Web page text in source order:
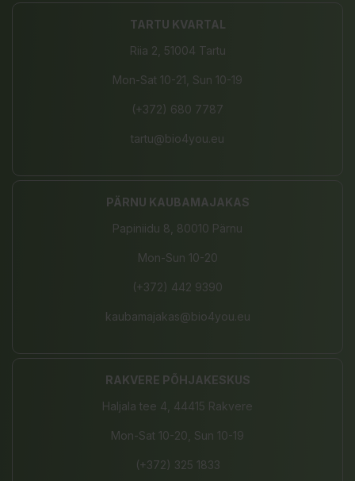
TARTU KVARTAL
Riia 2, 51004 Tartu
Mon-Sat 10-21, Sun 10-19
(+372) 680 7787
tartu@bio4you.eu
PÄRNU KAUBAMAJAKAS
Papiniidu 8, 80010 Pärnu
Mon-Sun 10-20
(+372) 442 9390
kaubamajakas@bio4you.eu
RAKVERE PÕHJAKESKUS
Haljala tee 4, 44415 Rakvere
Mon-Sat 10-20, Sun 10-19
(+372) 325 1833